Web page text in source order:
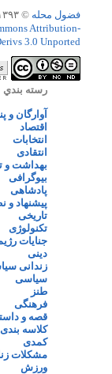
فضول محله © ۱۳۹۳-۱۳۸۷ -
Attribution-
3.0 Unported
رسته بندي
آوارگان و
اقتصاد
انتخابات
انتقادی
بهداشت و
بیوگرافی
پادشاهی
پیشنهاد و
تاریخی
تکنولوژی
جنایات
دینی
زندانی
سیاسی
طنز
فرهنگی
قصه و
کلاسه
کمدی
مشکلات
ورزش